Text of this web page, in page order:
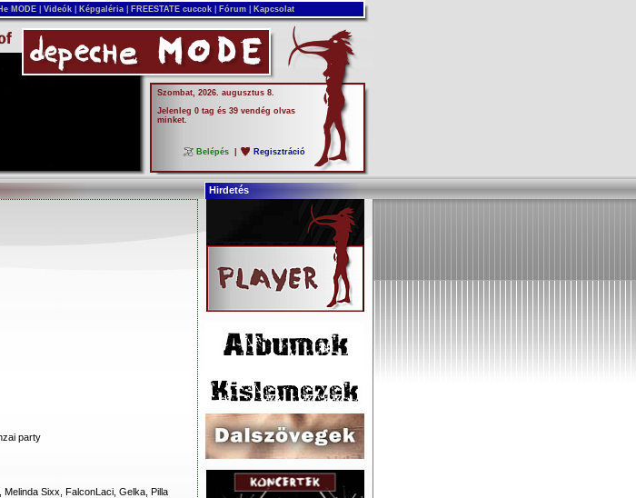
MODE Videók Képgaléria FREESTATE cuccok Fórum Kapcsolat
Szombat, 2026. augusztus 8.
Jelenleg 0 tag és 39 vendég olvas
minket.
Belépés Regisztráció
Hirdetés
party
Sixx, FalconLaci, Gelka, Pilla